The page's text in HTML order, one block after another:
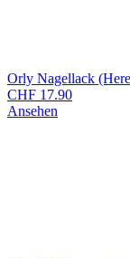
Orly Nagellack
CHF 17.90
Ansehen